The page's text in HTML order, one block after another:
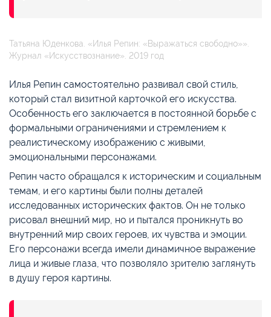
Татьяна Юденкова. «Илья Репин: «Выражаться свободно»».
Журнал «Искусствознание». 2019 год
Илья Репин самостоятельно развивал свой стиль,
который стал визитной карточкой его искусства.
Особенность его заключается в постоянной борьбе с
формальными ограничениями и стремлением к
реалистическому изображению с живыми,
эмоциональными персонажами.
Репин часто обращался к историческим и социальным
темам, и его картины были полны деталей
исследованных исторических фактов. Он не только
рисовал внешний мир, но и пытался проникнуть во
внутренний мир своих героев, их чувства и эмоции.
Его персонажи всегда имели динамичное выражение
лица и живые глаза, что позволяло зрителю заглянуть
в душу героя картины.